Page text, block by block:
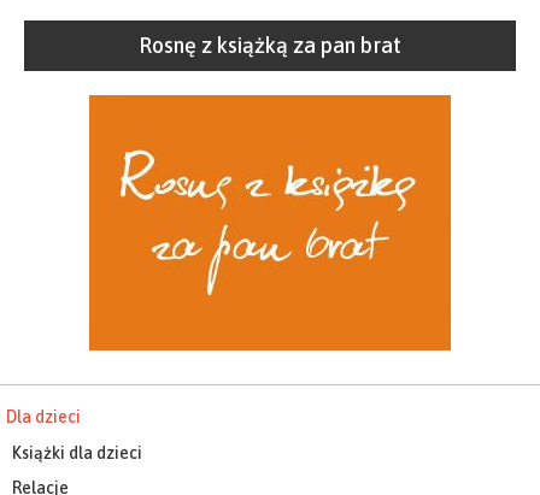
Rosnę z książką za pan brat
Dla dzieci
Książki dla dzieci
Relacje